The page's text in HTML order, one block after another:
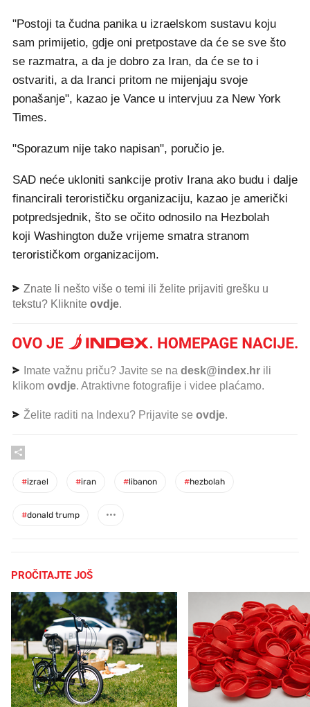
"Postoji ta čudna panika u izraelskom sustavu koju
sam primijetio, gdje oni pretpostave da će se sve što
se razmatra, a da je dobro za Iran, da će se to i
ostvariti, a da Iranci pritom ne mijenjaju svoje
ponašanje", kazao je Vance u intervjuu za New York
Times.
"Sporazum nije tako napisan", poručio je.
SAD neće ukloniti sankcije protiv Irana ako budu i dalje
financirali terorističku organizaciju, kazao je američki
potpredsjednik, što se očito odnosilo na Hezbolah
koji Washington duže vrijeme smatra stranom
terorističkom organizacijom.
Znate li nešto više o temi ili želite prijaviti grešku u
tekstu? Kliknite ovdje.
Imate važnu priču? Javite se na desk@index.hr ili
klikom ovdje. Atraktivne fotografije i videe plaćamo.
Želite raditi na Indexu? Prijavite se ovdje.
#izrael #iran #libanon #hezbolah
#donald trump
PROČITAJTE JOŠ